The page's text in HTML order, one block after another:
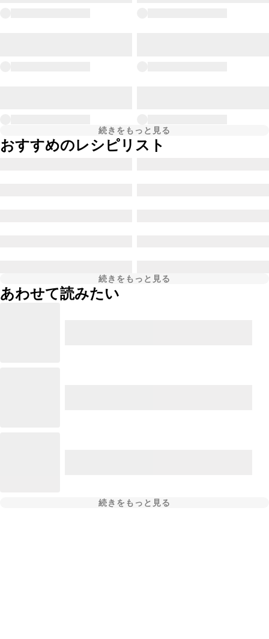
続きをもっと見る
おすすめのレシピリスト
続きをもっと見る
あわせて読みたい
続きをもっと見る